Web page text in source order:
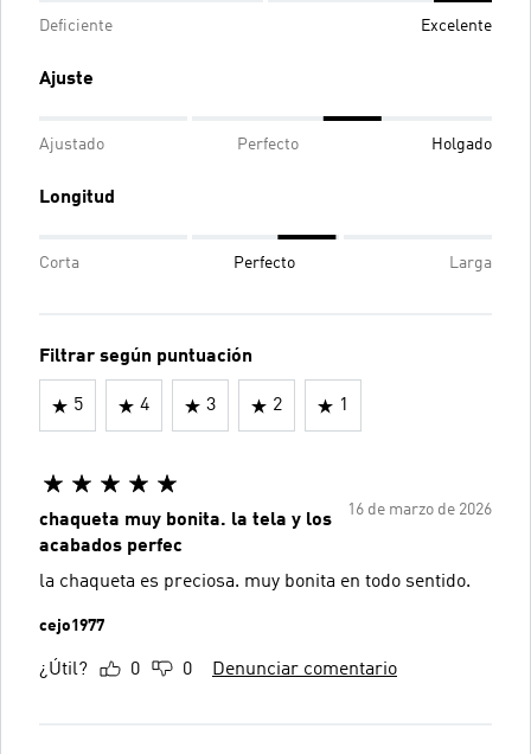
Deficiente Excelente
Ajuste
Ajustado Perfecto Holgado
Longitud
Corta Perfecto Larga
Filtrar según puntuación
5 4 3 2 1
16 de marzo de 2026
chaqueta muy bonita. la tela y los
acabados perfec
la chaqueta es preciosa. muy bonita en todo sentido.
cejo1977
¿Útil? 0 0 Denunciar comentario